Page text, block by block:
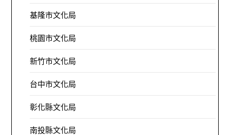
基隆市文化局
桃園市文化局
新竹市文化局
台中市文化局
彰化縣文化局
南投縣文化局